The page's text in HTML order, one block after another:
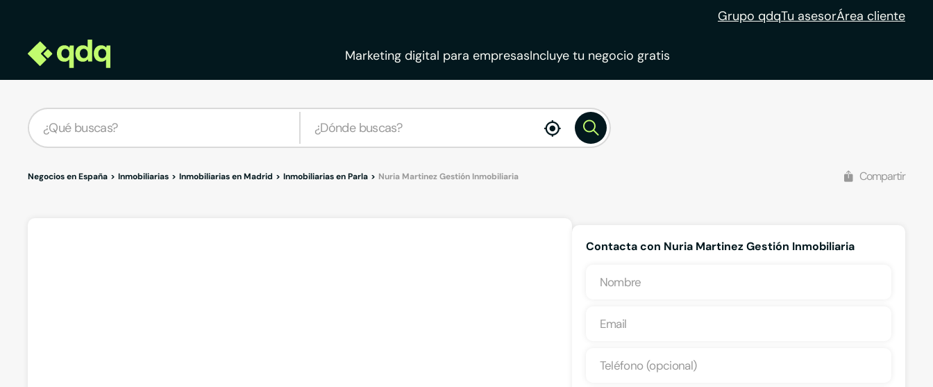
Grupo qdqTu asesorÁrea cliente
Marketing digital para empresasIncluye tu negocio gratis
enable
location
Negocios en España Inmobiliarias Inmobiliarias en Madrid Inmobiliarias en Parla Nuria Martinez Gestión Inmobiliaria Compartir
Contacta con Nuria Martinez Gestión Inmobiliaria